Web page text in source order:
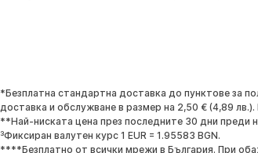
*Безплатна стандартна доставка до пунктове за
доставка и обслужване в размер на 2,50 € (4,89
**Най-ниската цена през последните 30 дни преди
³Фиксиран валутен курс 1 EUR = 1.95583 BGN.
****Безплатно от всички мрежи в България. При